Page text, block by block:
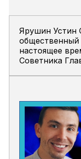
Ярушин Устин
общественный
настоящее
Советника